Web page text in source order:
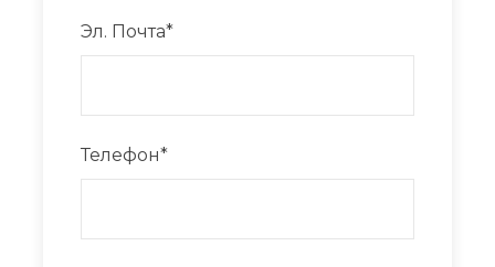
Эл. Почта*
Телефон*